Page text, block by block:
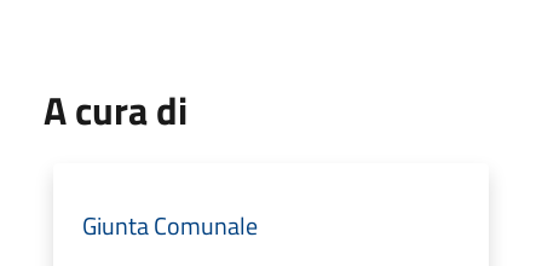
A cura di
Giunta Comunale